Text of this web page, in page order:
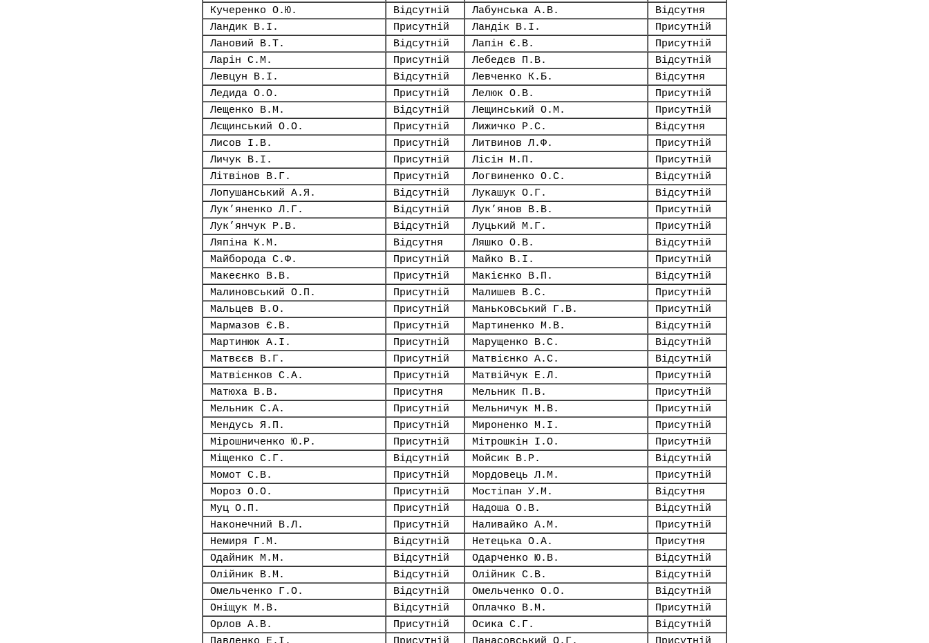
Кучеренко О.Ю.
Відсутній Лабунська А.В.
Відсутня
Ландик В.І.
Присутній Ландік В.І.
Присутній
Лановий В.Т.
Відсутній Лапін Є.В.
Присутній
Ларін С.М.
Присутній Лебедєв П.В.
Відсутній
Левцун В.І.
Відсутній Левченко К.Б.
Відсутня
Ледида О.О.
Присутній Лелюк О.В.
Присутній
Лещенко В.М.
Відсутній Лещинський О.М.
Присутній
Лєщинський О.О.
Присутній Лижичко Р.С.
Відсутня
Лисов І.В.
Присутній Литвинов Л.Ф.
Присутній
Личук В.І.
Присутній Лісін М.П.
Присутній
Літвінов В.Г.
Присутній Логвиненко О.С.
Відсутній
Лопушанський А.Я.
Відсутній Лукашук О.Г.
Відсутній
Лук’яненко Л.Г.
Відсутній Лук’янов В.В.
Присутній
Лук’янчук Р.В.
Відсутній Луцький М.Г.
Присутній
Ляпіна К.М.
Відсутня Ляшко О.В.
Відсутній
Майборода С.Ф.
Присутній Майко В.І.
Присутній
Макеєнко В.В.
Присутній Макієнко В.П.
Відсутній
Малиновський О.П.
Присутній Малишев В.С.
Присутній
Мальцев В.О.
Присутній Маньковський Г.В.
Присутній
Мармазов Є.В.
Присутній Мартиненко М.В.
Відсутній
Мартинюк А.І.
Присутній Марущенко В.С.
Відсутній
Матвєєв В.Г.
Присутній Матвієнко А.С.
Відсутній
Матвієнков С.А.
Присутній Матвійчук Е.Л.
Присутній
Матюха В.В.
Присутня Мельник П.В.
Присутній
Мельник С.А.
Присутній Мельничук М.В.
Присутній
Мендусь Я.П.
Присутній Мироненко М.І.
Присутній
Мірошниченко Ю.Р.
Присутній Мітрошкін І.О.
Присутній
Міщенко С.Г.
Відсутній Мойсик В.Р.
Відсутній
Момот С.В.
Присутній Мордовець Л.М.
Присутній
Мороз О.О.
Присутній Мостіпан У.М.
Відсутня
Муц О.П.
Присутній Надоша О.В.
Відсутній
Наконечний В.Л.
Присутній Наливайко А.М.
Присутній
Немиря Г.М.
Відсутній Нетецька О.А.
Присутня
Одайник М.М.
Відсутній Одарченко Ю.В.
Відсутній
Олійник В.М.
Відсутній Олійник С.В.
Відсутній
Омельченко Г.О.
Відсутній Омельченко О.О.
Відсутній
Оніщук М.В.
Відсутній Оплачко В.М.
Присутній
Орлов А.В.
Присутній Осика С.Г.
Відсутній